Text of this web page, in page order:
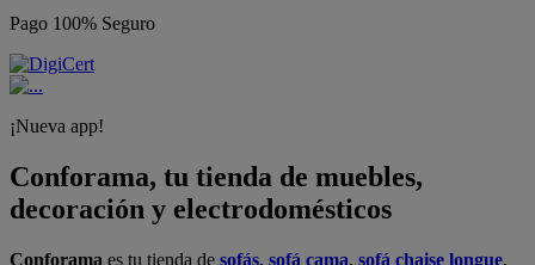
Pago 100% Seguro
¡Nueva app!
Conforama, tu tienda de muebles,
decoración y electrodomésticos
Conforama es tu tienda de sofás, sofá cama, sofá chaise longue,